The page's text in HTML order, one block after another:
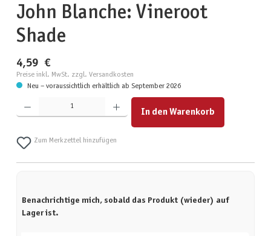
John Blanche: Vineroot
Shade
4,59 €
Preise inkl. MwSt. zzgl. Versandkosten
Neu – voraussichtlich erhältlich ab September 2026
Produkt Anzahl: Gib den gewünschten Wert ein oder benutze die Schaltflächen um die Anzahl zu
In den Warenkorb
Zum Merkzettel hinzufügen
Benachrichtige mich, sobald das Produkt (wieder) auf
Lager ist.